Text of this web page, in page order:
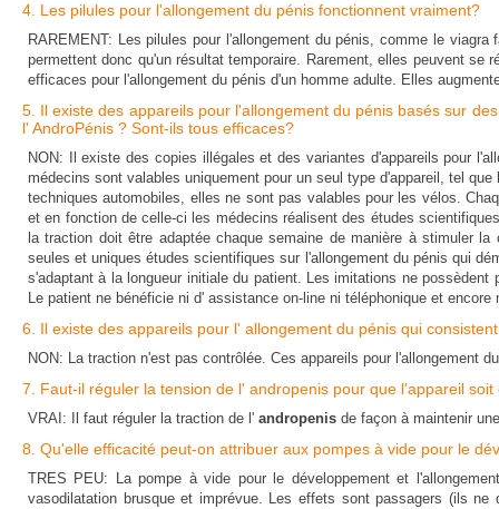
4. Les pilules pour l'allongement du pénis fonctionnent vraiment?
RAREMENT: Les pilules pour l'allongement du pénis, comme le
permettent donc qu'un résultat temporaire. Rarement, elles peuvent
efficaces pour l'allongement du pénis d'un homme adulte. Elles
5. Il existe des appareils pour l'allongement du pénis basés sur
l' AndroPénis ? Sont-ils tous efficaces?
NON: Il existe des copies illégales et des variantes d'appareils pour
médecins sont valables uniquement pour un seul type d'appareil, tel
techniques automobiles, elles ne sont pas valables pour les vélos.
et en fonction de celle-ci les médecins réalisent des études
la traction doit être adaptée chaque semaine de manière à stimuler
seules et uniques études scientifiques sur l'allongement du pénis qui
s'adaptant à la longueur initiale du patient. Les imitations ne
Le patient ne bénéficie ni d' assistance on-line ni téléphonique et
6. Il existe des appareils pour l' allongement du pénis qui
NON: La traction n'est pas contrôlée. Ces appareils pour l'allongement
7. Faut-il réguler la tension de l' andropenis pour que l'appareil soit
VRAI: Il faut réguler la traction de l' andropenis de façon à maintenir
8. Qu'elle efficacité peut-on attribuer aux pompes à vide pour le
TRES PEU: La pompe à vide pour le développement et
vasodilatation brusque et imprévue. Les effets sont passagers (ils